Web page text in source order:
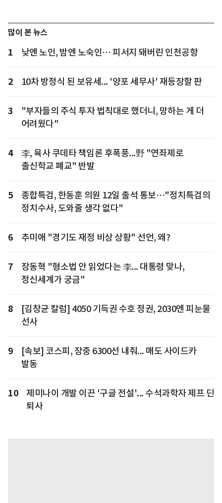
많이 본 뉴스
1 낮엔 노인, 밤엔 노숙인… 피서지 돼버린 인천공항
2 10차 방정식 된 보유세... '양포 세무사' 재등장할 판
3
"부자들의 주식 투자 법칙대로 했더니, 망하는 게 더
어려웠다"
4
李, 육사 쿠데타 책임론 후폭풍...野 "연좌제로
출신학교 폐교" 반발
5
종합특검, 한동훈 의원 12일 출석 통보…"정치특검의
정치수사, 도와줄 생각 없다"
6 추미애 "경기도 재정 비상 상황" 선언, 왜?
7
장동혁 "형소법 안 읽었다는 李... 대통령 맞나,
정신세계가 궁금"
8
[김창균 칼럼] 4050 기득권 수호 정권, 2030엔 피눈물
선사
9
[속보] 코스피, 장중 6300선 내줘... 매도 사이드카
발동
10
제미나이 개발 이끈 '구글 전설'... 수석과학자 제프 딘
퇴사